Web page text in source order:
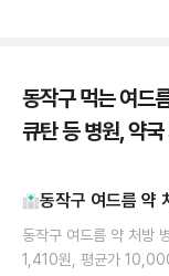
동작구 먹는 여드
큐탄 등 병원, 약국
동작구 여드름 약
동작구 여드름 약 처방
1,410원, 평균가